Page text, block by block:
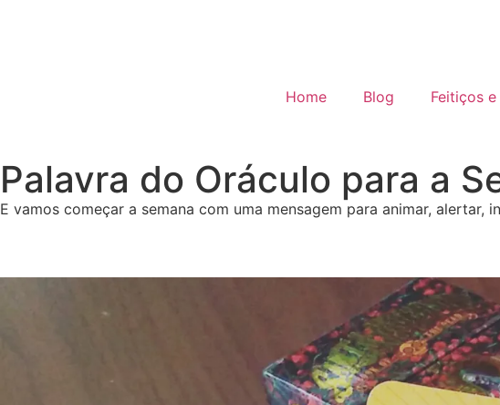
Home Blog Feitiços e
Palavra do Oráculo para a
E vamos começar a semana com uma mensagem para animar,